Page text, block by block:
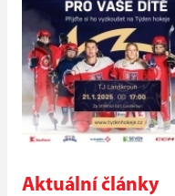
Aktuální články